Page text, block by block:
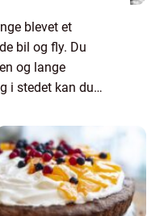
blevet et
bil og fly. Du
og lange
i stedet kan du
dig. I Europa er